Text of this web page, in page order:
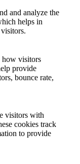
and analyze the
helps in
how visitors
provide
bounce rate,
visitors with
cookies track
to provide